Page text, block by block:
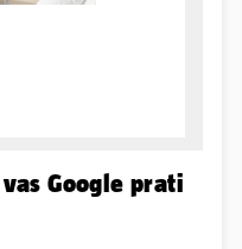
Google prati